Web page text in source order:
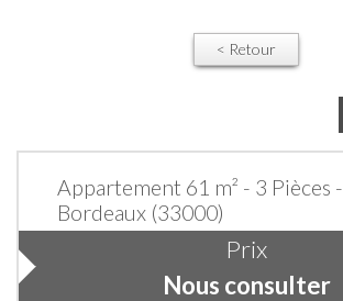
< Retour
Appartement 61 m² - 3 Pièces -
Bordeaux (33000)
Prix
Nous consulter